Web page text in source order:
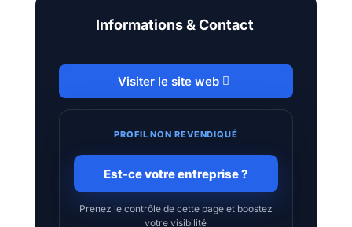
Informations & Contact
Visiter le site web
PROFIL NON REVENDIQUÉ
Est-ce votre entreprise ?
Prenez le contrôle de cette page et boostez
votre visibilité